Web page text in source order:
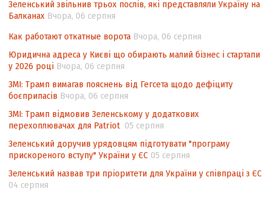
Угоди про торговельні аспекти прав
інтелектуальної власності (TRIPS) у
контексті євроінтеграції
Аналіз виборчого законодавства щодо
невизначеності механізму повторного
підрахунку голосів виборців
Інформаційна безпека суспільства
Зеленський звільнив трьох послів, які представляли Україну на
Балканах Вчора, 06 серпня
Как работают откатные ворота Вчора, 06 серпня
Юридична адреса у Києві що обирають малий бізнес і стартапи
у 2026 році Вчора, 06 серпня
ЗМІ: Трамп вимагав пояснень від Гегсета щодо дефіциту
боєприпасів Вчора, 06 серпня
ЗМІ: Трамп відмовив Зеленському у додаткових
перехоплювачах для Patriot 05 серпня
Зеленський доручив урядовцям підготувати "програму
прискореного вступу" України у ЄС 05 серпня
Зеленський назвав три пріоритети для України у співпраці з ЄС
04 серпня